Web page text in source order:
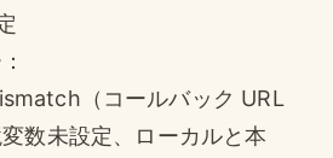
（コールバック URL
数未設定、ローカルと本